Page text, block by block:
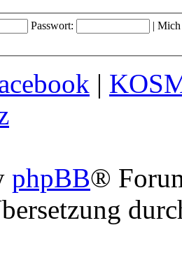
Passwort: | Mich
|
phpBB®